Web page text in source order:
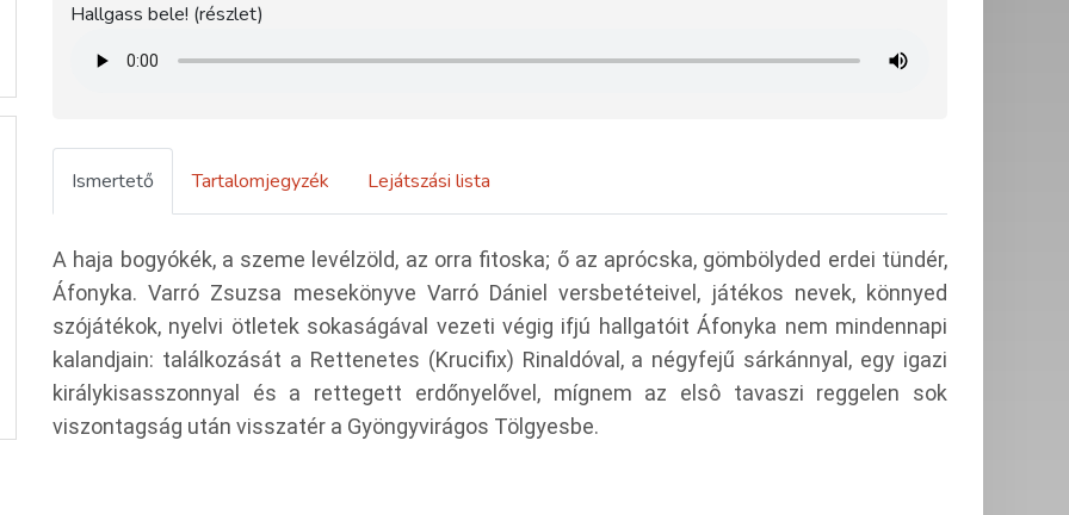
Hallgass bele! (részlet)
Ismertető Tartalomjegyzék Lejátszási lista
A haja bogyókék, a szeme levélzöld, az orra fitoska; ő az aprócska, gömbölyded erdei tündér,
Áfonyka. Varró Zsuzsa mesekönyve Varró Dániel versbetéteivel, játékos nevek, könnyed
szójátékok, nyelvi ötletek sokaságával vezeti végig ifjú hallgatóit Áfonyka nem mindennapi
kalandjain: találkozását a Rettenetes (Krucifix) Rinaldóval, a négyfejű sárkánnyal, egy igazi
királykisasszonnyal és a rettegett erdőnyelővel, mígnem az elsô tavaszi reggelen sok
viszontagság után visszatér a Gyöngyvirágos Tölgyesbe.